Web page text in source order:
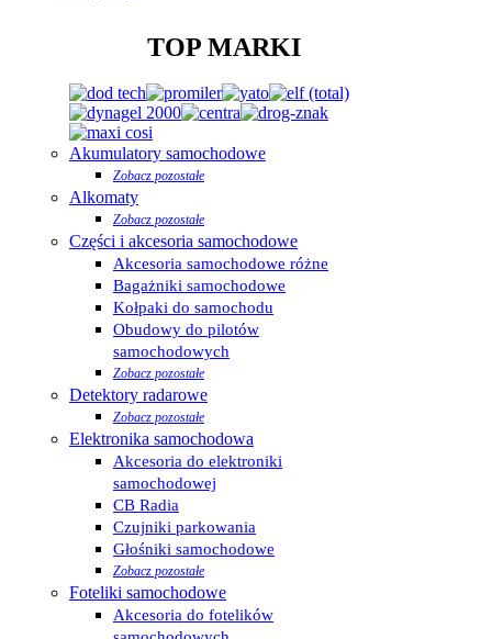
TOP MARKI
Akumulatory samochodowe
Zobacz pozostałe
Alkomaty
Zobacz pozostałe
Części i akcesoria samochodowe
Akcesoria samochodowe różne
Bagażniki samochodowe
Kołpaki do samochodu
Obudowy do pilotów
samochodowych
Zobacz pozostałe
Detektory radarowe
Zobacz pozostałe
Elektronika samochodowa
Akcesoria do elektroniki
samochodowej
CB Radia
Czujniki parkowania
Głośniki samochodowe
Zobacz pozostałe
Foteliki samochodowe
Akcesoria do fotelików